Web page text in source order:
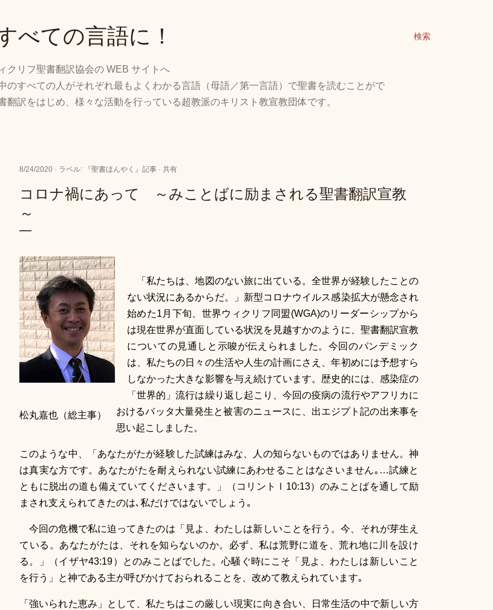
検索
べての言語に！
クリフ聖書翻訳協会の WEB サイトへ
のすべての人がそれぞれ最もよくわかる言語（母語／第一言語）で聖書を読むことがで
翻訳をはじめ、様々な活動を行っている超教派のキリスト教宣教団体です。
8/24/2020 ラベル: 『聖書ほんやく』記事 共有
コロナ禍にあって ～みことばに励まされる聖書翻訳宣教
～
松丸嘉也（総主事）
「私たちは、地図のない旅に出ている。全世界が経験したことの
ない状況にあるからだ。」新型コロナウイルス感染拡大が懸念され
始めた1月下旬、世界ウィクリフ同盟(WGA)のリーダーシップから
は現在世界が直面している状況を見越すかのように、聖書翻訳宣教
についての見通しと示唆が伝えられました。今回のパンデミック
は、私たちの日々の生活や人生の計画にさえ、年初めには予想すら
しなかった大きな影響を与え続けています。歴史的には、感染症の
「世界的」流行は繰り返し起こり、今回の疫病の流行やアフリカに
おけるバッタ大量発生と被害のニュースに、出エジプト記の出来事を
思い起こしました。
このような中、「あなたがたが経験した試練はみな、人の知らないものではありません。神
は真実な方です。あなたがたを耐えられない試練にあわせることはなさいません｡…試練と
ともに脱出の道も備えていてくださいます。」（コリントⅠ10:13）のみことばを通して励
まされ支えられてきたのは､私だけではないでしょう｡
今回の危機で私に迫ってきたのは「見よ、わたしは新しいことを行う。今、それが芽生え
ている。あなたがたは、それを知らないのか。必ず、私は荒野に道を、荒れ地に川を設け
る。」（イザヤ43:19）とのみことばでした。心騒ぐ時にこそ「見よ、わたしは新しいこと
を行う」と神である主が呼びかけておられることを、改めて教えられています｡
「強いられた恵み」として、私たちはこの厳しい現実に向き合い、日常生活の中で新しい方